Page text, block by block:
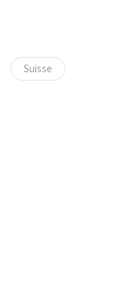
Suisse